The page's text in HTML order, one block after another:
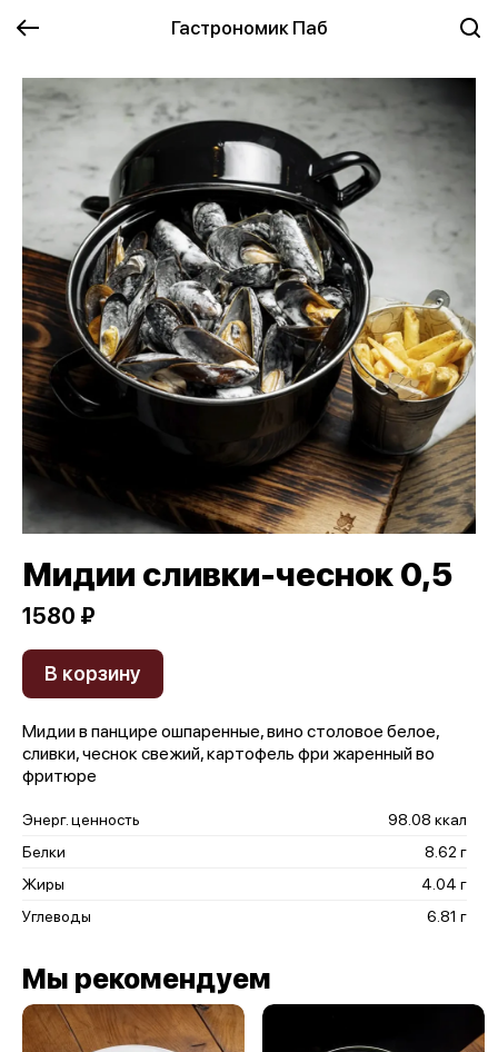
Гастрономик Паб
Мидии сливки-чеснок 0,5
1580 ₽
В корзину
Мидии в панцире ошпаренные, вино столовое белое,
сливки, чеснок свежий, картофель фри жаренный во
фритюре
Энерг. ценность
98.08 ккал
Белки
8.62 г
Жиры
4.04 г
Углеводы
6.81 г
Мы рекомендуем